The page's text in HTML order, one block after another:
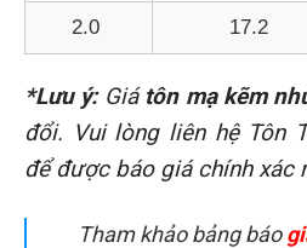
2.0 17.2
*Lưu ý:Giá tôn mạ kẽm
đổi. Vui lòng liên hệ Tôn
để được báo giá chính xác
Tham khảo bảng báo